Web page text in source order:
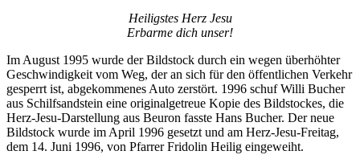
Heiligstes Herz Jesu
Erbarme dich unser!
Im August 1995 wurde der Bildstock durch ein wegen überhöhter
Geschwindigkeit vom Weg, der an sich für den öffentlichen Verkehr
gesperrt ist, abgekommenes Auto zerstört. 1996 schuf Willi Bucher
aus Schilfsandstein eine originalgetreue Kopie des Bildstockes, die
Herz-Jesu-Darstellung aus Beuron fasste Hans Bucher. Der neue
Bildstock wurde im April 1996 gesetzt und am Herz-Jesu-Freitag,
dem 14. Juni 1996, von Pfarrer Fridolin Heilig eingeweiht.